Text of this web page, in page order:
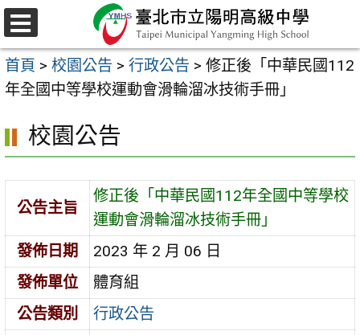
跳
至
主
要
容
區
選
單
首頁 > 校園公告 > 行政公告 > 修正後「中華民國112
年全國中等學校運動會滑輪溜冰技術手冊」
校園公告
公告主旨
修正後「中華民國112年全國中等學校
運動會滑輪溜冰技術手冊」
發佈日期
2023 年 2 月 06 日
發佈單位
體育組
公告類別
行政公告